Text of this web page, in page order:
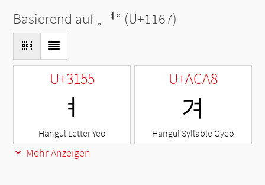
Basierend auf „ ᅧ“ (U+1167)
U+3155
ㅕ
Hangul Letter Yeo
U+ACA8
겨
Hangul Syllable Gyeo
Mehr Anzeigen